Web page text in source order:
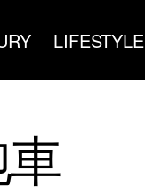
LIFESTYLE
車